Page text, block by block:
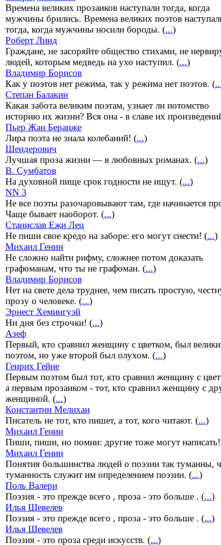
Времена великих прозаиков наступали тогда, когда
мужчины брились. Времена великих поэтов
тогда, когда мужчины носили бороды. (...)
Роберт Линд
Граждане, не засоряйте общество стихами, не
людей, которым медведь на ухо наступил. (...)
Владимир Борисов
Как у поэтов нет режима, так у режима нет поэтов. (
Степан Балакин
Какая забота великим поэтам, узнает ли потомство
историю их жизни? Вся она - в славе их
Пьер Жан Беранже
Лира поэта не знала колебаний! (...)
Шендерович
Лучшая проза жизни — в любовных романах. (...)
В. Сумбатов
На духовной пище срок годности не ищут. (...)
NN 3
Не все поэты разочаровывают там, где начинается
Чаще бывает наоборот. (...)
Станислав Ежи Лец
Не пиши свое кредо на заборе: его могут снести! (...)
Михаил Генин
Не сложно найти рифму, сложнее потом доказать
графоманам, что ты не графоман. (...)
Владимир Борисов
Нет на свете дела труднее, чем писать простую,
прозу о человеке. (...)
Эрнест Хемингуэй
Ни дня без строчки! (...)
Азеф
Первый, кто сравнил женщину с цветком, был
поэтом, но уже второй был олухом. (...)
Генрих Гейне
Первым поэтом был тот, кто сравнил женщину с
а первым прозаиком - тот, кто сравнил женщину с
женщиной. (...)
Константин Мелихан
Писатель не тот, кто пишет, а тот, кого читают. (...)
Михаил Генин
Пиши, пиши, но помни: другие тоже могут
Михаил Генин
Понятия большинства людей о поэзии так туманны,
туманность служит им определением поэзии. (...)
Поль Валери
Поэзия - это прежде всего , проза - это больше . (...)
Илья Шевелев
Поэзия - это прежде всего , проза - это больше . (...)
Илья Шевелев
Поэзия - это проза среди искусств. (...)